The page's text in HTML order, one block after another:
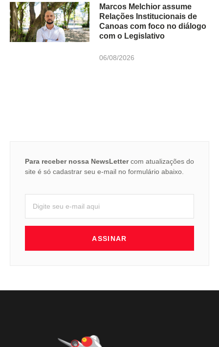
Marcos Melchior assume
Relações Institucionais de
Canoas com foco no diálogo
com o Legislativo
06/08/2026
Para receber nossa NewsLettercom atualizações do
site é só cadastrar seu e-mail no formulário abaixo.
ASSINAR